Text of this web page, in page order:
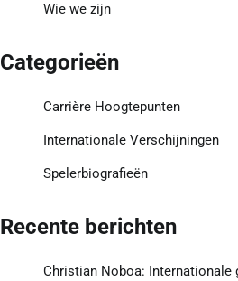
Wie we zijn
Categorieën
Carrière Hoogtepunten
Internationale Verschijningen
Spelerbiografieën
Recente berichten
Christian Noboa: Internationale